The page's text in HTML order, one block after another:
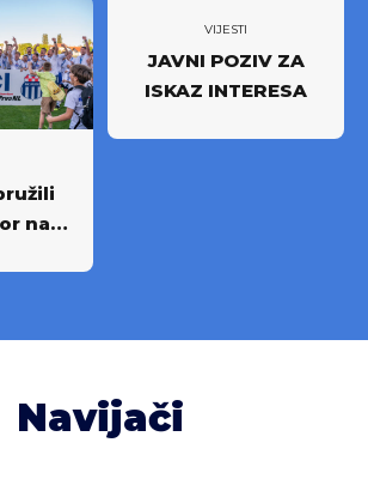
najboljima
na
VIJESTI
JAVNI POZIV ZA
ISKAZ INTERESA
Navijači